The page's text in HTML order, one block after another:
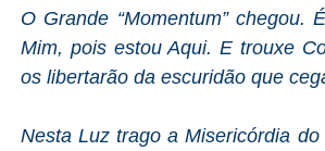
O Grande “Momentum” chegou.
Mim, pois estou Aqui. E trouxe
os libertarão da escuridão que
Nesta Luz trago a Misericórdia